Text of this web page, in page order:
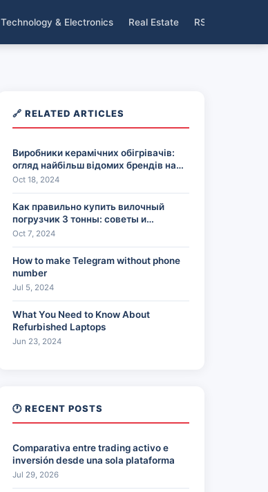
Technology & Electronics Real Estate RSS
🔗 RELATED ARTICLES
Виробники керамічних обігрівачів:
огляд найбільш відомих брендів на
ринку.
Oct 18, 2024
Как правильно купить вилочный
погрузчик 3 тонны: советы и
рекомендации
Oct 7, 2024
How to make Telegram without phone
number
Jul 5, 2024
What You Need to Know About
Refurbished Laptops
Jun 23, 2024
🕐 RECENT POSTS
Comparativa entre trading activo e
inversión desde una sola plataforma
Jul 29, 2026